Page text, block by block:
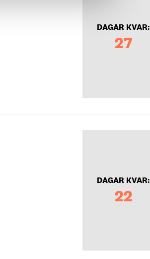
DAGAR KVAR:
27
DAGAR KVAR:
22